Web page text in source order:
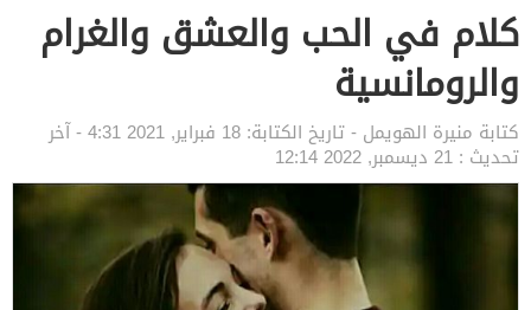
كلام في الحب والعشق والغرام
والرومانسية
كتابة منيرة الهويمل - تاريخ الكتابة: 18 فبراير, 2021 4:31 - آخر
تحديث : 21 ديسمبر, 2022 12:14